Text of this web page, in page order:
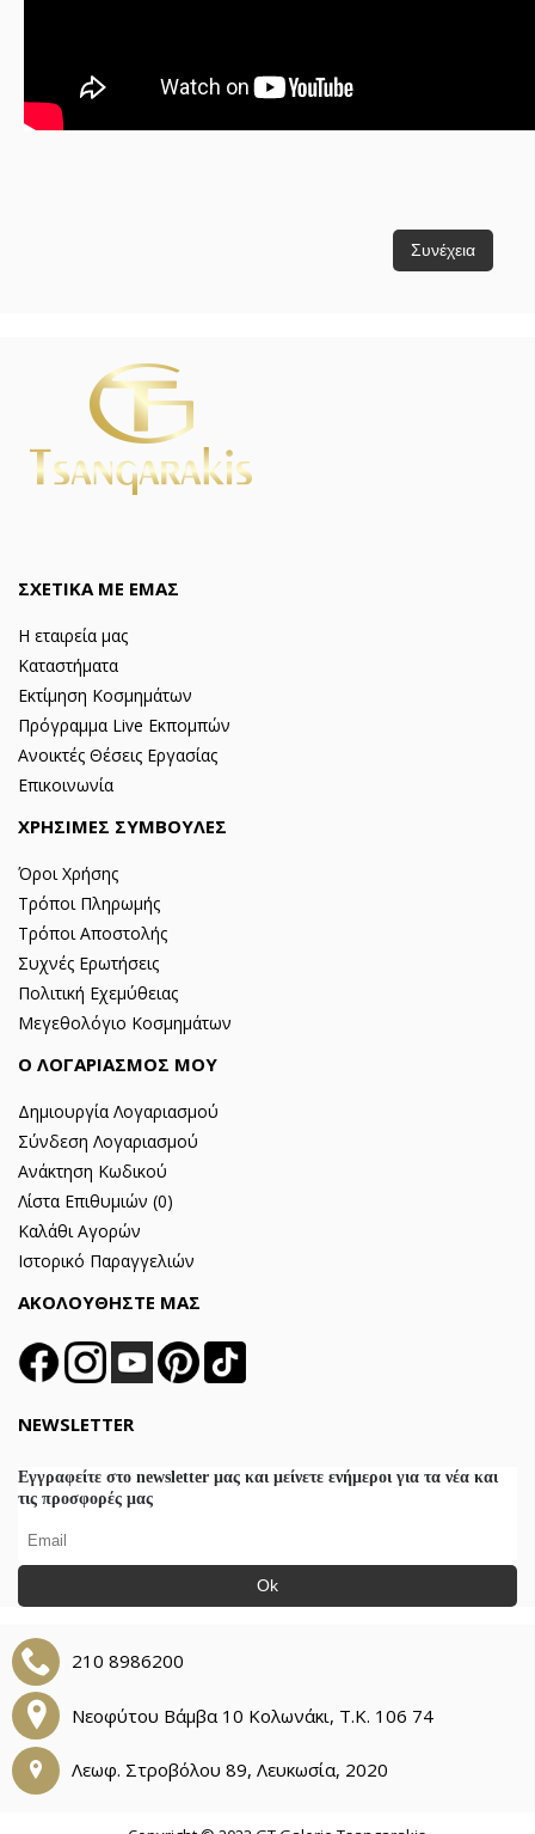
Συνέχεια
ΣΧΕΤΙΚΑ ΜΕ ΕΜΑΣ
Η εταιρεία μας
Καταστήματα
Εκτίμηση Κοσμημάτων
Πρόγραμμα Live Εκπομπών
Ανοικτές Θέσεις Εργασίας
Επικοινωνία
ΧΡΗΣΙΜΕΣ ΣΥΜΒΟΥΛΕΣ
Όροι Χρήσης
Τρόποι Πληρωμής
Τρόποι Αποστολής
Συχνές Ερωτήσεις
Πολιτική Εχεμύθειας
Μεγεθολόγιο Κοσμημάτων
Ο ΛΟΓΑΡΙΑΣΜΟΣ ΜΟΥ
Δημιουργία Λογαριασμού
Σύνδεση Λογαριασμού
Ανάκτηση Κωδικού
Λίστα Επιθυμιών (0)
Καλάθι Αγορών
Ιστορικό Παραγγελιών
ΑΚΟΛΟΥΘΗΣΤΕ ΜΑΣ
NEWSLETTER
Εγγραφείτε στο newsletter μας και μείνετε ενήμεροι για τα νέα και
τις προσφορές μας
Ok
210 8986200
Νεοφύτου Βάμβα 10 Κολωνάκι, Τ.Κ. 106 74
Λεωφ. Στροβόλου 89, Λευκωσία, 2020